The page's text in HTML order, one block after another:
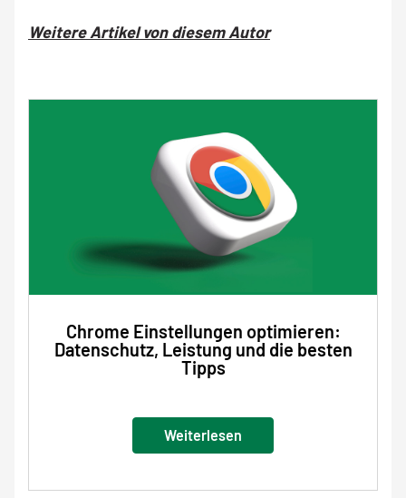
Weitere Artikel von diesem Autor
Chrome Einstellungen optimieren:
Datenschutz, Leistung und die besten
Tipps
Weiterlesen